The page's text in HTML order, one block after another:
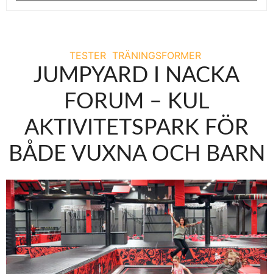
TESTER TRÄNINGSFORMER
JUMPYARD I NACKA
FORUM – KUL
AKTIVITETSPARK FÖR
BÅDE VUXNA OCH BARN